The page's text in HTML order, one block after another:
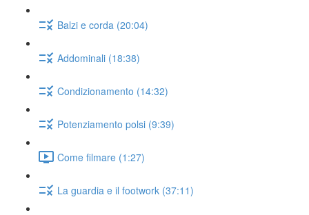
Balzi e corda (20:04)
Addominali (18:38)
Condizionamento (14:32)
Potenziamento polsi (9:39)
Come filmare (1:27)
La guardia e il footwork (37:11)